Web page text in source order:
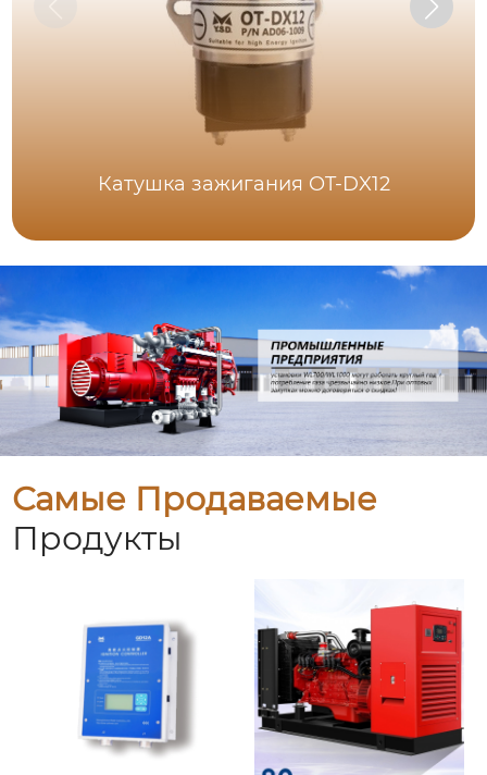
Катушка зажигания OT-DX12
Самые Продаваемые
Продукты